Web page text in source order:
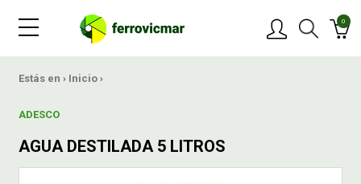
0
Estás en › Inicio ›
ADESCO
AGUA DESTILADA 5 LITROS
OFERTAS